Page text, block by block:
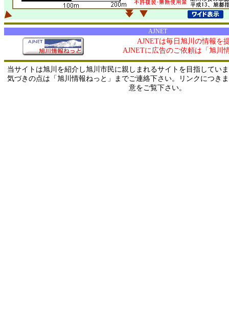
AJNET
AJNETは毎日旭川の情報を
AJNETに広告のご依頼は「旭川
当サイトは旭川を紹介し旭川市民に親しまれるサイトを目指してい
気づきの点は「旭川情報ねっと」までご連絡下さい。リンクにつき
意をご覧下さい。